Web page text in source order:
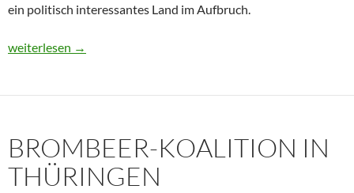
ein politisch interessantes Land im Aufbruch.
Usbekistan 2025: Unterwegs in einem Land im Aufbruch
weiterlesen →
BROMBEER-KOALITION IN
THÜRINGEN